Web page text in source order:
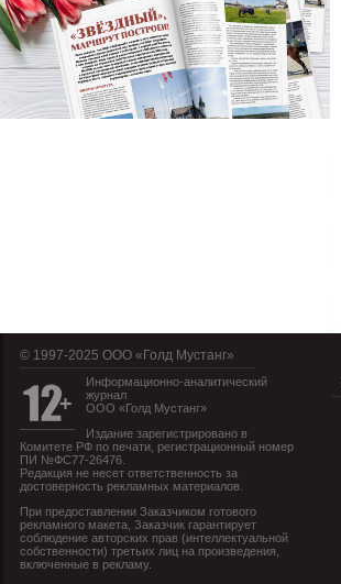
© 1997-2025 OOO «Голд Мустанг»
Информационно-аналитический
журнал
ООО «Голд Мустанг»
Издание зарегистрировано в
Комитете РФ по печати, регистрационный номер
ПИ №ФС77-26476.
Редакция не несет ответственность за
достоверность рекламных материалов.
При предоставлении Заказчиком готового
рекламного макета, Заказчик гарантирует
соблюдение авторских прав (интеллектуальной
собственности) третьих лиц на произведения,
включенные в рекламу.